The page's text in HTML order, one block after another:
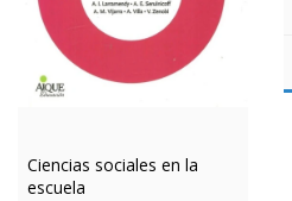
Ciencias sociales en la
escuela